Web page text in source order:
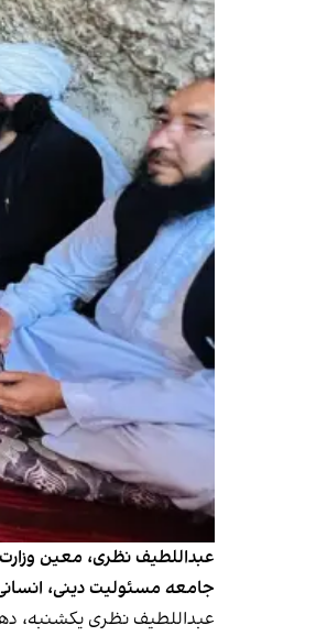
عبداللطیف نظری، معین
جامعه مسئولیت دینی،
عبداللطیف نظری یکشنبه،